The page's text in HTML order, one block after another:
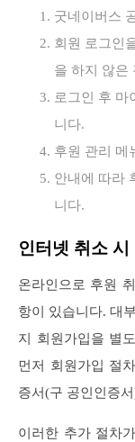
굿네이버스
회원 로그인
을 하지 않은
로그인 후 마
니다.
후원 관리 메
안내에 따라
니다.
인터넷 취소
온라인으로 후원
항이 있습니다. 대
지 회원가입을 별
먼저 회원가입 절
증서(구 공인인증
이러한 추가 절차